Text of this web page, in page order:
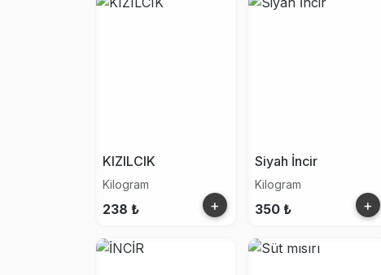
KIZILCIK
Kilogram
238 ₺ +
Siyah İncir
Kilogram
350 ₺ +